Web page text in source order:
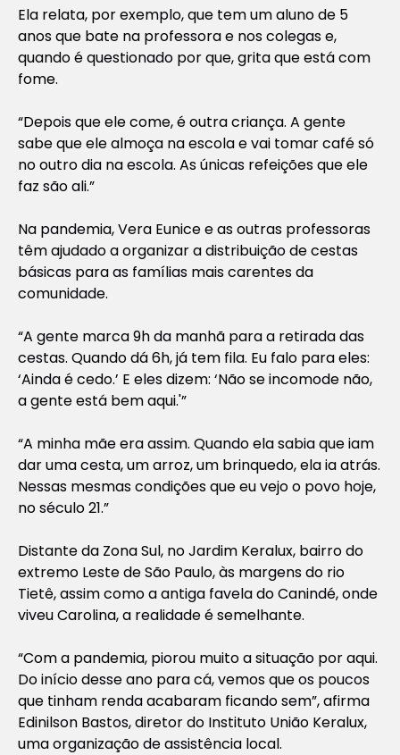
Ela relata, por exemplo, que tem um aluno de 5
anos que bate na professora e nos colegas e,
quando é questionado por que, grita que está com
fome.
“Depois que ele come, é outra criança. A gente
sabe que ele almoça na escola e vai tomar café só
no outro dia na escola. As únicas refeições que ele
faz são ali.”
Na pandemia, Vera Eunice e as outras professoras
têm ajudado a organizar a distribuição de cestas
básicas para as famílias mais carentes da
comunidade.
“A gente marca 9h da manhã para a retirada das
cestas. Quando dá 6h, já tem fila. Eu falo para eles:
‘Ainda é cedo.’ E eles dizem: ‘Não se incomode não,
a gente está bem aqui.'”
“A minha mãe era assim. Quando ela sabia que iam
dar uma cesta, um arroz, um brinquedo, ela ia atrás.
Nessas mesmas condições que eu vejo o povo hoje,
no século 21.”
Distante da Zona Sul, no Jardim Keralux, bairro do
extremo Leste de São Paulo, às margens do rio
Tietê, assim como a antiga favela do Canindé, onde
viveu Carolina, a realidade é semelhante.
“Com a pandemia, piorou muito a situação por aqui.
Do início desse ano para cá, vemos que os poucos
que tinham renda acabaram ficando sem”, afirma
Edinilson Bastos, diretor do Instituto União Keralux,
uma organização de assistência local.